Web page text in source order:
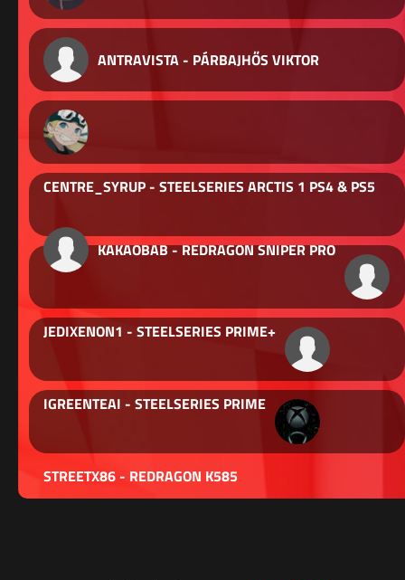
ANTRAVISTA - PÁRBAJHŐS VIKTOR
CENTRE_SYRUP - STEELSERIES ARCTIS 1 PS4 & PS5
KAKAOBAB - REDRAGON SNIPER PRO
JEDIXENON1 - STEELSERIES PRIME+
IGREENTEAI - STEELSERIES PRIME
STREETX86 - REDRAGON K585